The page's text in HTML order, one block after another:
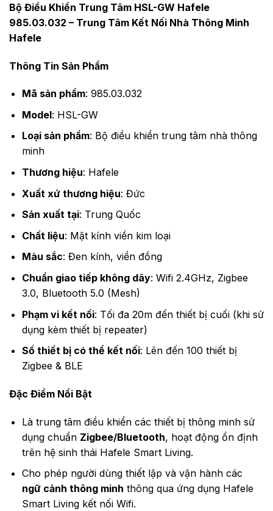
Bộ Điều Khiển Trung Tâm HSL-GW Hafele
985.03.032 – Trung Tâm Kết Nối Nhà Thông Minh
Hafele
Thông Tin Sản Phẩm
Mã sản phẩm: 985.03.032
Model: HSL-GW
Loại sản phẩm: Bộ điều khiển trung tâm nhà thông
minh
Thương hiệu: Hafele
Xuất xứ thương hiệu: Đức
Sản xuất tại: Trung Quốc
Chất liệu: Mặt kính viền kim loại
Màu sắc: Đen kính, viền đồng
Chuẩn giao tiếp không dây: Wifi 2.4GHz, Zigbee
3.0, Bluetooth 5.0 (Mesh)
Phạm vi kết nối: Tối đa 20m đến thiết bị cuối (khi sử
dụng kèm thiết bị repeater)
Số thiết bị có thể kết nối: Lên đến 100 thiết bị
Zigbee & BLE
Đặc Điểm Nổi Bật
Là trung tâm điều khiển các thiết bị thông minh sử
dụng chuẩn Zigbee/Bluetooth, hoạt động ổn định
trên hệ sinh thái Hafele Smart Living.
Cho phép người dùng thiết lập và vận hành các
ngữ cảnh thông minh thông qua ứng dụng Hafele
Smart Living kết nối Wifi.